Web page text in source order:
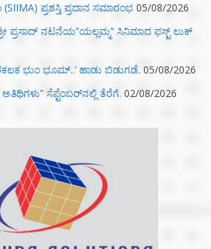
ಪ್ರಶಸ್ತಿ ಪ್ರದಾನ ಸಮಾರಂಭ 05/08/2026
ಪ್ರಸಾದ್ ನಟನೆಯ”ಯಲ್ಲಮ್ಮ” ಸಿನಿಮಾದ ಫಸ್ಟ್‌ ಲುಕ್‌
ಭುಂ‌ ಭೂಮ್..’ ಹಾಡು ಬಿಡುಗಡೆ. 05/08/2026
ಅತಿಥಿಗಳು” ಸೆಪ್ಟೆಂಬರ್‌ನಲ್ಲಿ ತೆರೆಗೆ. 02/08/2026